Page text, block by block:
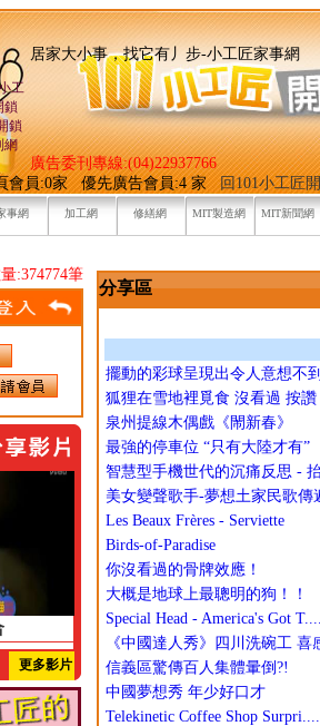
工
鎖
鎖
網
居家大小事，找它有丿步-小
廣告委刊專線:(04)22937766
會員:0家 優先廣告會員:4 家回101小工匠
事網 加工網 修繕網 MIT製造網 MIT新聞網
:374774筆
更多影片
分享區
擺動的彩球呈現出令人意想不
狐狸在雪地裡覓食 沒看過 按讚
泉州提線木偶戲《閙新春》
最強的停車位 “只有大陸才有”
智慧型手機世代的沉痛反思 -
美女變聲歌手-夢想土家民歌傳
Les Beaux Frères - Serviette
Birds-of-Paradise
你沒看過的骨牌效應！
大概是地球上最聰明的狗！！
Special Head - America's Got
《中國達人秀》四川洗碗工 喜
信義區驚傳百人集體暈倒?!
中國夢想秀 年少好口才
Telekinetic Coffee Shop Surpri....